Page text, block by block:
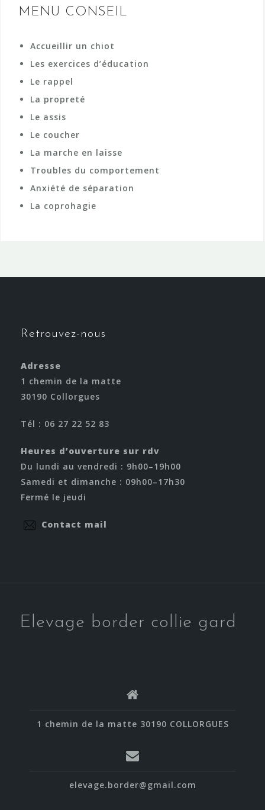
MENU CONSEIL
Accueillir un chiot
Les exercices d’éducation
Le rappel
La propreté
Le assis
Le coucher
La marche en laisse
Troubles du comportement
Anxiété de séparation
La coprohagie
Retrouvez-nous
Adresse
1 chemin de la matte
30190 Collorgues
Tél : 06 27 22 52 83
Heures d’ouverture sur rdv
Du lundi au vendredi : 9h00–19h00
Samedi et dimanche : 09h00–17h30
Fermé le jeudi
Contact mail
Elevage border collie gard
1 chemin de la matte 30190 COLLORGUES
elevage.border@gmail.com